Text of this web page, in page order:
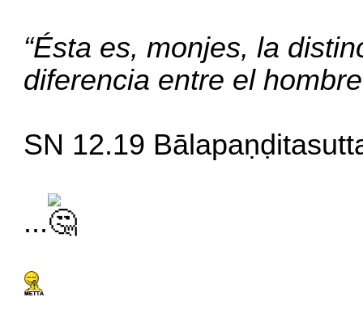
“Ésta es, monjes, la
diferencia entre el
SN 12.19
...